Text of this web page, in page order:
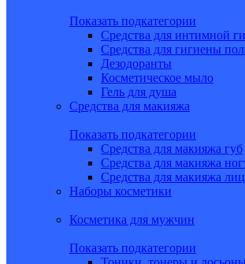
Показать подкатегории
Средства для интимной
Средства для гигиены
Дезодоранты
Косметическое мыло
Гель для душа
Средства для макияжа
Показать подкатегории
Средства для макияжа губ
Средства для макияжа
Средства для макияжа
Наборы косметики
Косметика для мужчин
Показать подкатегории